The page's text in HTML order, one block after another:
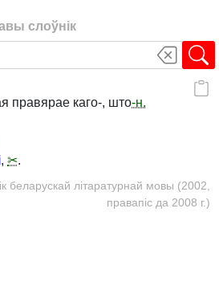
слоўнік
правярае каго-, што-н.
, ✂.
беларускай літаратурнай мовы (2002,
правапіс да 2008 г.)